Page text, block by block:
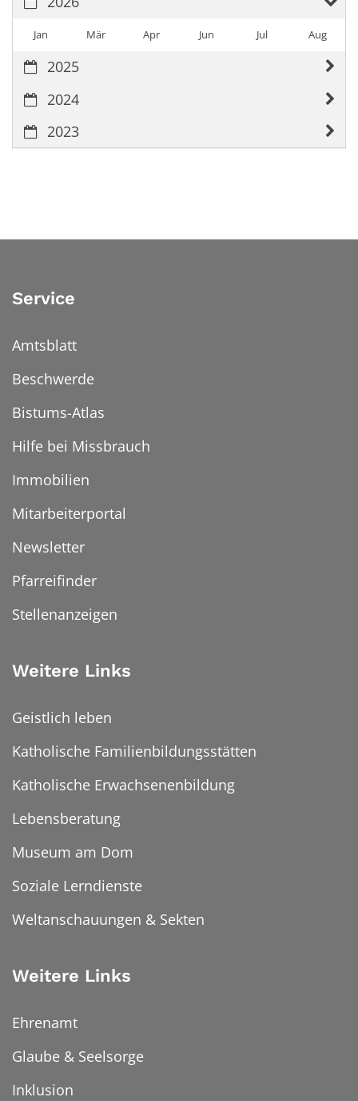
Jan Mär Apr Jun Jul Aug
2025
2024
2023
Service
Amtsblatt
Beschwerde
Bistums-Atlas
Hilfe bei Missbrauch
Immobilien
Mitarbeiterportal
Newsletter
Pfarreifinder
Stellenanzeigen
Weitere Links
Geistlich leben
Katholische Familienbildungsstätten
Katholische Erwachsenenbildung
Lebensberatung
Museum am Dom
Soziale Lerndienste
Weltanschauungen & Sekten
Weitere Links
Ehrenamt
Glaube & Seelsorge
Inklusion